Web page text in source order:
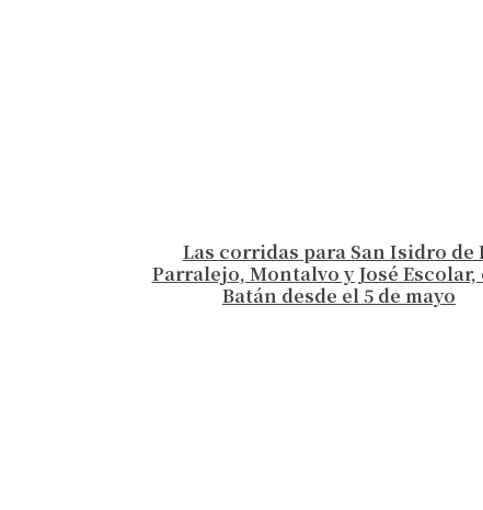
Las corridas para San Isidro de
Parralejo, Montalvo y José Escolar,
Batán desde el 5 de mayo